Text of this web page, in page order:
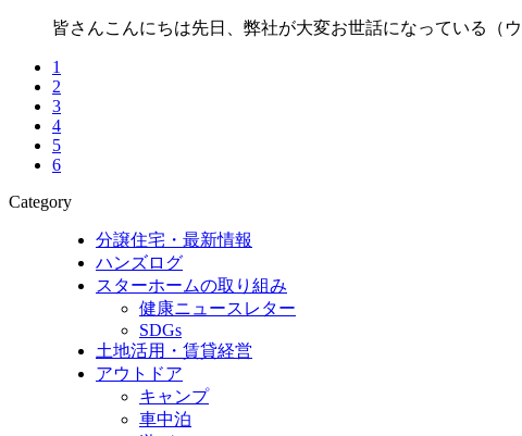
皆さんこんにちは先日、弊社が大変お世話になっている（
1
2
3
4
5
6
Category
分譲住宅・最新情報
ハンズログ
スターホームの取り組み
健康ニュースレター
SDGs
土地活用・賃貸経営
アウトドア
キャンプ
車中泊